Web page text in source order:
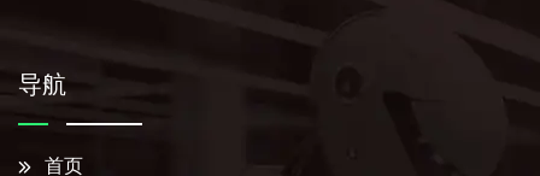
导航
首页